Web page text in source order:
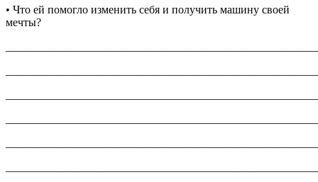
• Что ей помогло изменить себя и получить машину своей
мечты?